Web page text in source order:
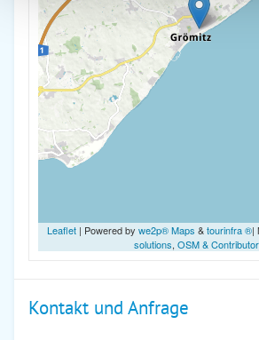
Leaflet| Powered by we2p® Maps &tourinfra ®|
solutions, OSM &
Kontakt und Anfrage